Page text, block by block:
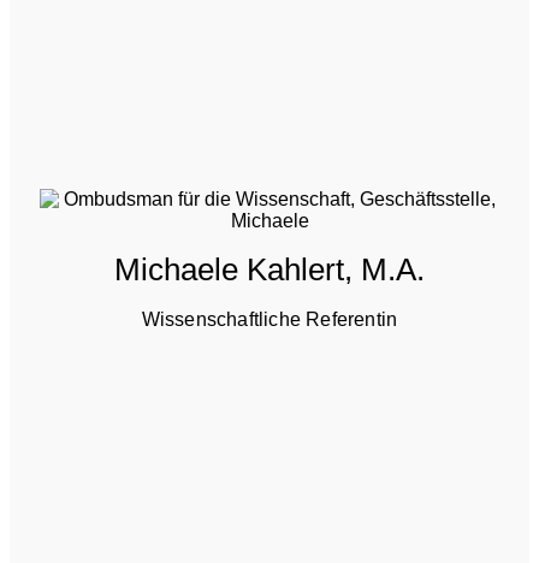
Michaele Kahlert, M.A.
Wissenschaftliche Referentin